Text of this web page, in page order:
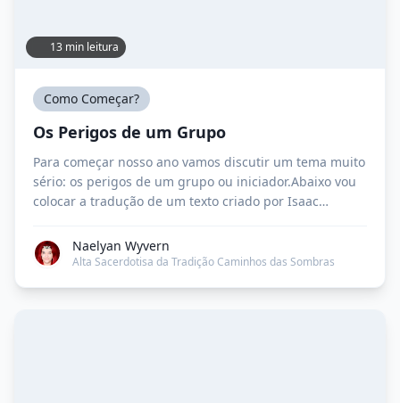
13 min leitura
Como Começar?
Os Perigos de um Grupo
Para começar nosso ano vamos discutir um tema muito
sério: os perigos de um grupo ou iniciador.Abaixo vou
colocar a tradução de um texto criado por Isaac
representado por qualquer grupo, mas antes gostaria
de fazer algumas colocações: Várias pessoas de
Naelyan Wyvern
Alta Sacerdotisa da Tradição Caminhos das Sombras